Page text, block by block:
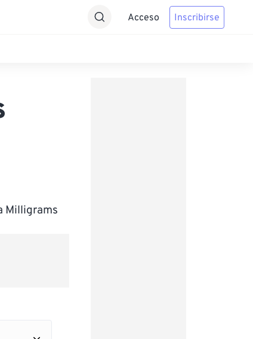
Acceso Inscribirse
Milligrams